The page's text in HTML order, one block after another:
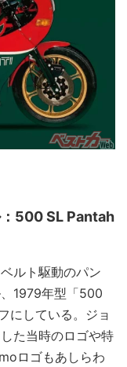
500 SL Pantah
ルト駆動のパン
1979年型「500
にしている。ジョ
た当時のロゴや特
ロゴもあしらわ